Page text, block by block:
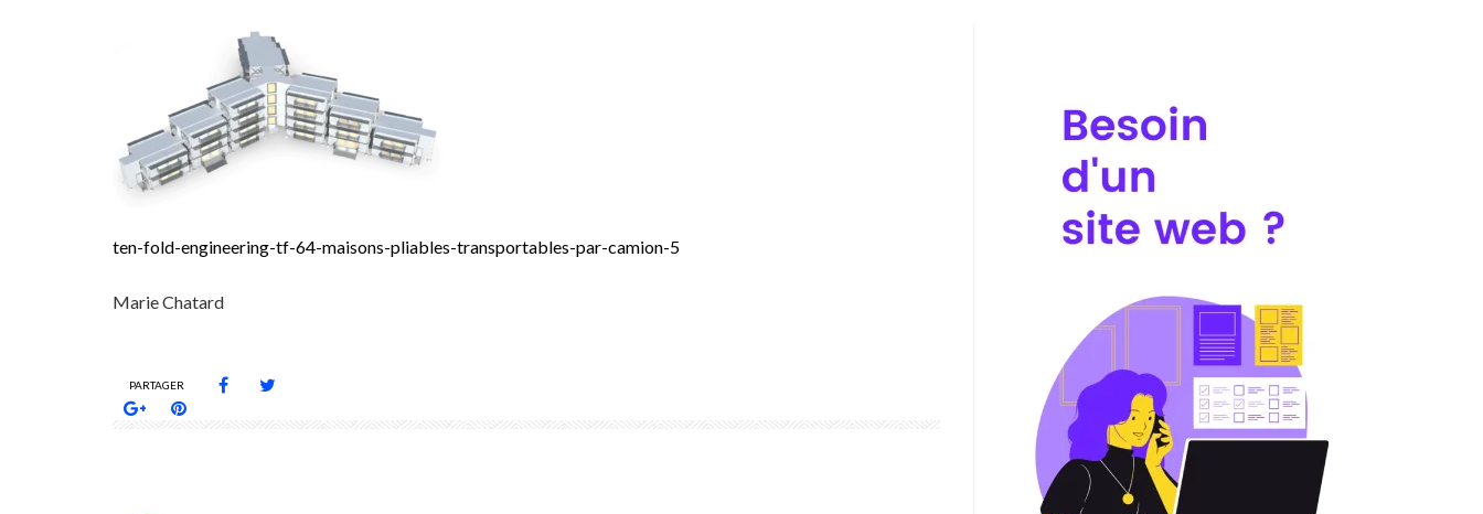
ten-fold-engineering-tf-64-maisons-pliables-transportables-par-camion-5
Marie Chatard
PARTAGER